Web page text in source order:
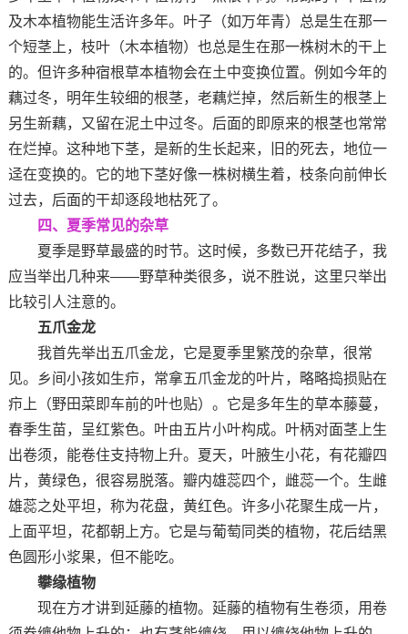
及木本植物能生活许多年。叶子（如万年青）总是生在那一
个短茎上，枝叶（木本植物）也总是生在那一株树木的干上
的。但许多种宿根草本植物会在土中变换位置。例如今年的
藕过冬，明年生较细的根茎，老藕烂掉，然后新生的根茎上
另生新藕，又留在泥土中过冬。后面的即原来的根茎也常常
在烂掉。这种地下茎，是新的生长起来，旧的死去，地位一
迳在变换的。它的地下茎好像一株树横生着，枝条向前伸长
过去，后面的干却逐段地枯死了。
四、夏季常见的杂草
夏季是野草最盛的时节。这时候，多数已开花结子，我
应当举出几种来——野草种类很多，说不胜说，这里只举出
比较引人注意的。
五爪金龙
我首先举出五爪金龙，它是夏季里繁茂的杂草，很常
见。乡间小孩如生疖，常拿五爪金龙的叶片，略略捣损贴在
疖上（野田菜即车前的叶也贴）。它是多年生的草本藤蔓，
春季生苗，呈红紫色。叶由五片小叶构成。叶柄对面茎上生
出卷须，能卷住支持物上升。夏天，叶腋生小花，有花瓣四
片，黄绿色，很容易脱落。瓣内雄蕊四个，雌蕊一个。生雌
雄蕊之处平坦，称为花盘，黄红色。许多小花聚生成一片，
上面平坦，花都朝上方。它是与葡萄同类的植物，花后结黑
色圆形小浆果，但不能吃。
攀缘植物
现在方才讲到延藤的植物。延藤的植物有生卷须，用卷